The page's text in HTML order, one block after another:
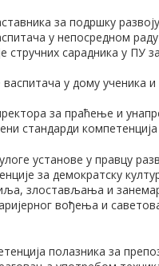
за подршку
у непосредном
стручних сарадника у
у дому
за праћење и
стандарди компетенција
установе у правцу
за демократску
злостављања и
вођења и
полазника за